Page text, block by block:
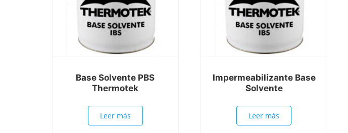
Base Solvente PBS
Thermotek
Leer más
Impermeabilizante Base
Solvente
Leer más